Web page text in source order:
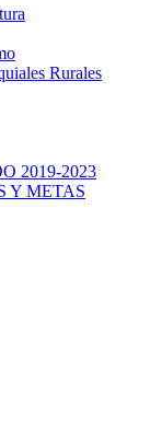
Rurales
2019-2023
Y METAS